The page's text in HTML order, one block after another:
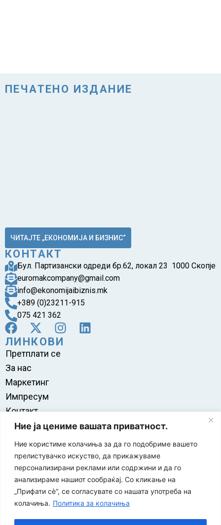
Ние ја цениме вашата приватност.
Ние користиме колачиња за да го подобриме вашето
прелистувачко искуство, да прикажуваме
персонализирани реклами или содржини и да го
анализираме нашиот сообраќај. Со кликање на
„Прифати сè“, се согласувате со нашата употреба на
колачиња. Политика за колачиња
ПЕЧАТЕНО ИЗДАНИЕ
ЧИТАЈТЕ „ЕКОНОМИЈА И БИЗНИС“
КОНТАКТ
Бул. Партизански одреди бр.62, локал 23 1000 Скопје
euromakcompany@gmail.com
info@ekonomijaibiznis.mk
+389 (0)23211-915
075 421 362
ЛИНКОВИ
Претплати се
За нас
Маркетинг
Импресум
Контакт
Правила на користење